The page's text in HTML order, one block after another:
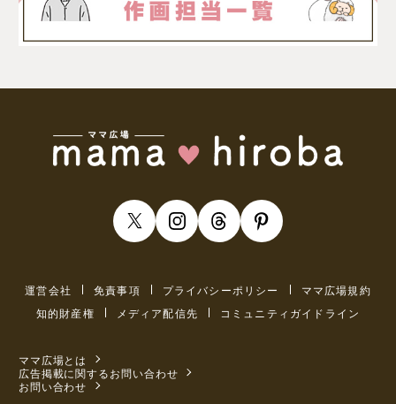
運営会社 免責事項 プライバシーポリシー
ママ広場規約
知的財産権
メディア配信先 コミュニティガイドライン
ママ広場とは
広告掲載に関するお問い合わせ
お問い合わせ